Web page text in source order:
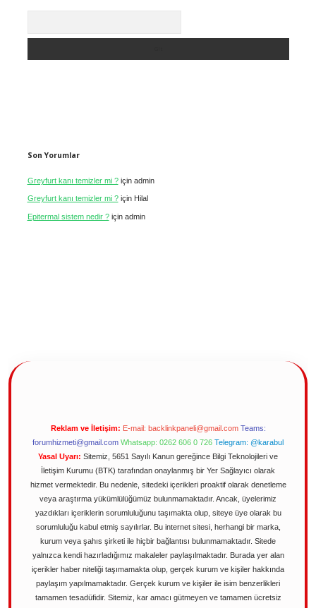
Son Yorumlar
Greyfurt kanı temizler mi ?için admin
Greyfurt kanı temizler mi ?için Hilal
Epitermal sistem nedir ?için admin
Reklam ve İletişim: E-mail: backlinkpaneli@gmail.com Teams:
forumhizmeti@gmail.com Whatsapp: 0262 606 0 726 Telegram: @karabul
Yasal Uyarı: Sitemiz, 5651 Sayılı Kanun gereğince Bilgi Teknolojileri ve
İletişim Kurumu (BTK) tarafından onaylanmış bir Yer Sağlayıcı olarak
hizmet vermektedir. Bu nedenle, sitedeki içerikleri proaktif olarak denetleme
veya araştırma yükümlülüğümüz bulunmamaktadır. Ancak, üyelerimiz
yazdıkları içeriklerin sorumluluğunu taşımakta olup, siteye üye olarak bu
sorumluluğu kabul etmiş sayılırlar. Bu internet sitesi, herhangi bir marka,
kurum veya şahıs şirketi ile hiçbir bağlantısı bulunmamaktadır. Sitede
yalnızca kendi hazırladığımız makaleler paylaşılmaktadır. Burada yer alan
içerikler haber niteliği taşımamakta olup, gerçek kurum ve kişiler hakkında
paylaşım yapılmamaktadır. Gerçek kurum ve kişiler ile isim benzerlikleri
tamamen tesadüfidir. Sitemiz, kar amacı gütmeyen ve tamamen ücretsiz